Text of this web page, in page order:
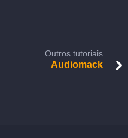
Outros tutoriais
Audiomack